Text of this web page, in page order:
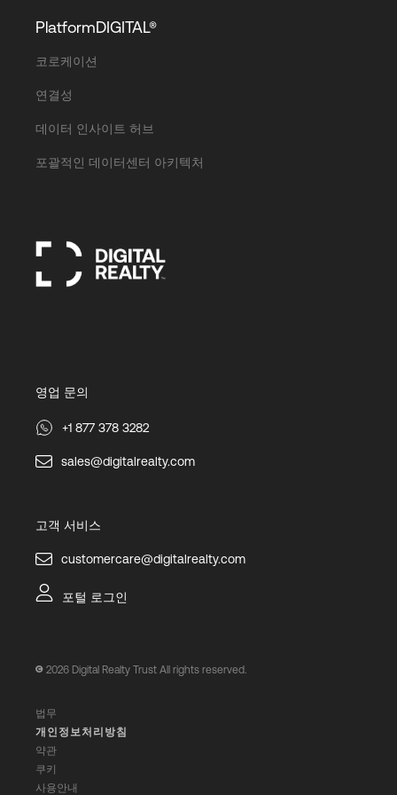
PlatformDIGITAL®
코로케이션
연결성
데이터 인사이트 허브
포괄적인 데이터센터 아키텍처
영업 문의
+1 877 378 3282
sales@digitalrealty.com
고객 서비스
customercare@digitalrealty.com
포털 로그인
2026 Digital Realty Trust All rights reserved.
법무
개인정보처리방침
약관
쿠키
사용안내